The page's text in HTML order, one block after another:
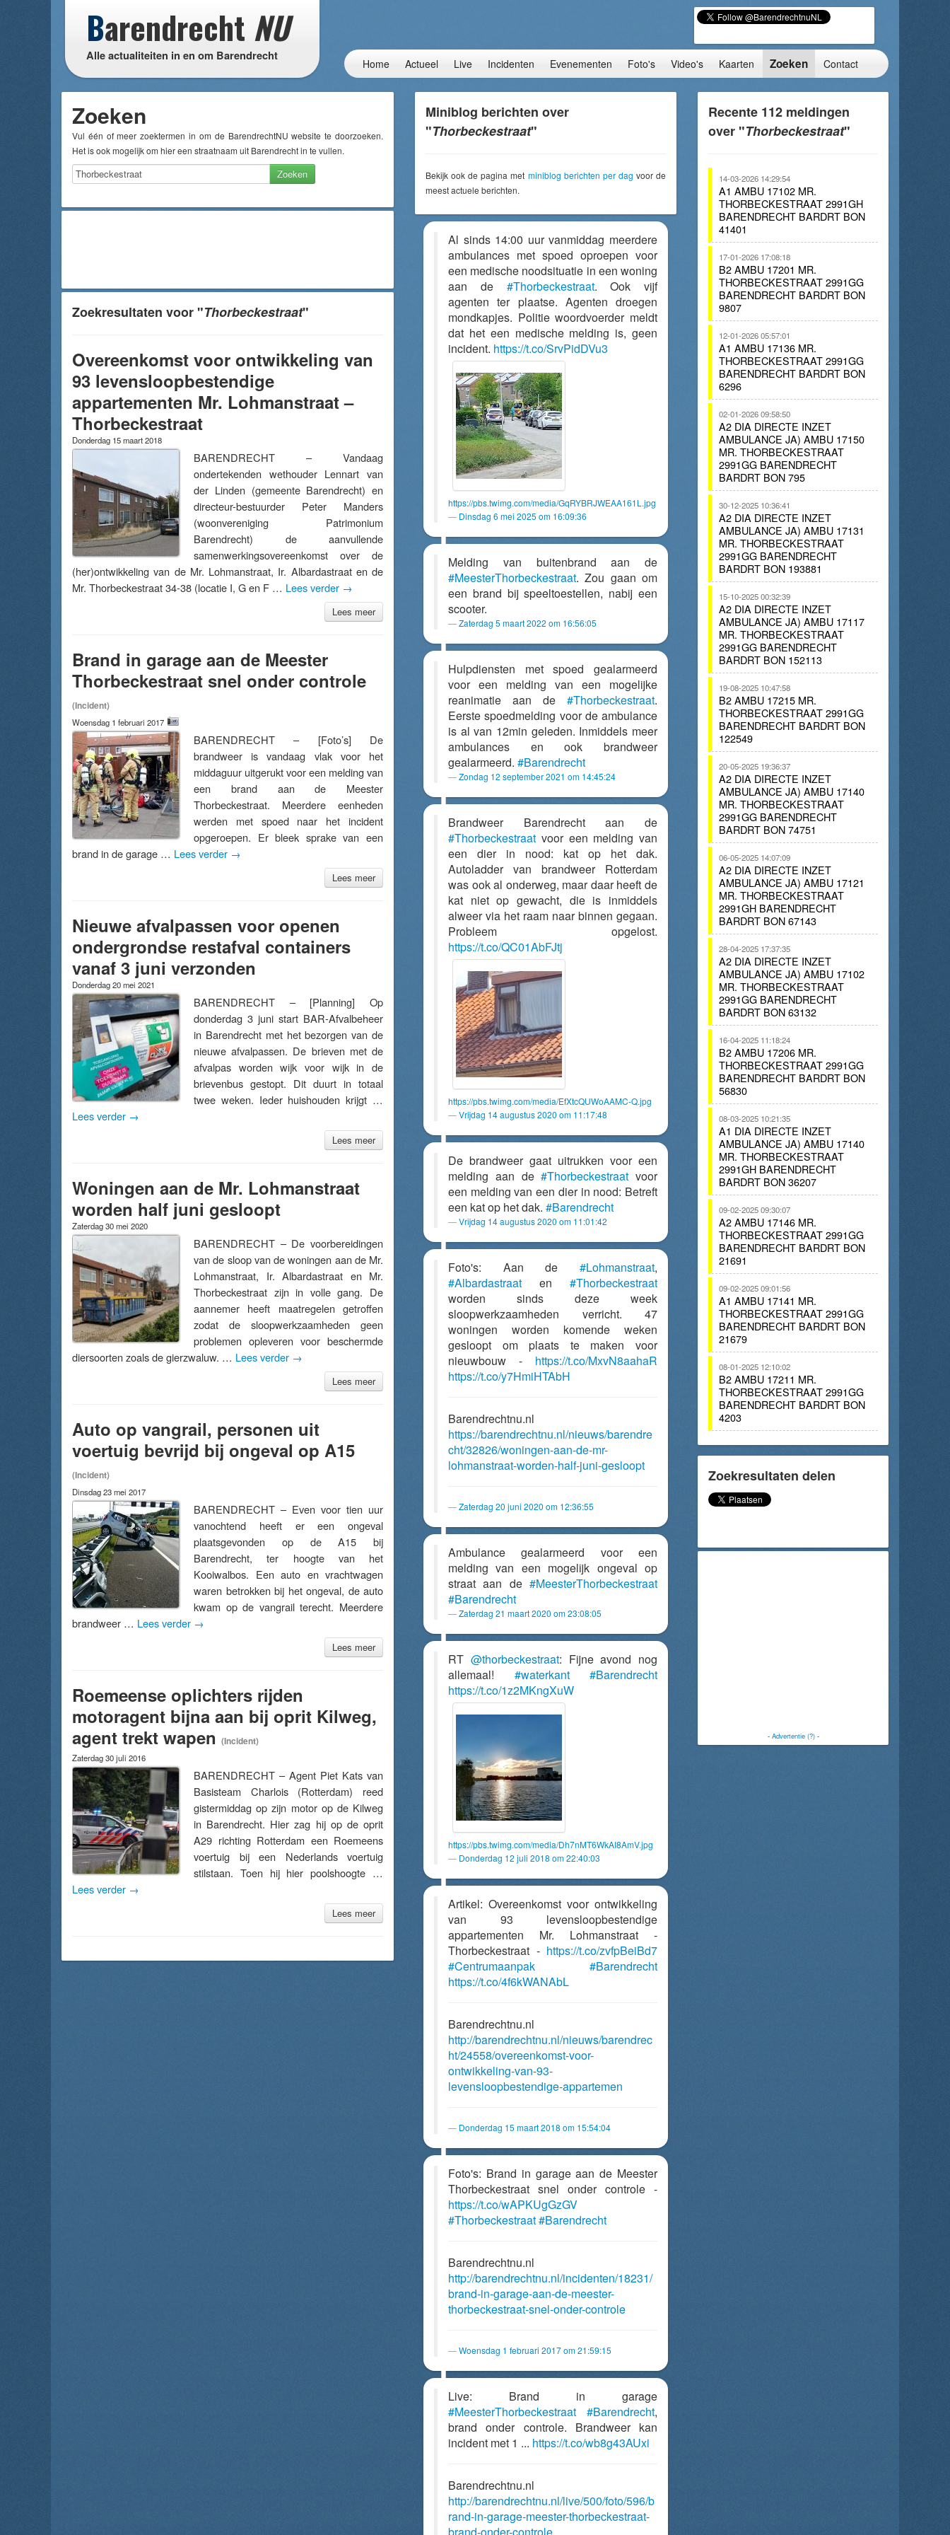
Barendrecht NU
Alle actualiteiten in en om Barendrecht
Home Actueel Live Incidenten Evenementen Foto's Video's Kaarten Zoeken Contact
Zoeken
Vul één of meer zoektermen in om de BarendrechtNU website te doorzoeken.
Het is ook mogelijk om hier een straatnaam uit Barendrecht in te vullen.
Zoeken
Zoekresultaten voor "Thorbeckestraat"
Overeenkomst voor ontwikkeling van
93 levensloopbestendige
appartementen Mr. Lohmanstraat –
Thorbeckestraat
Donderdag 15 maart 2018
BARENDRECHT – Vandaag
ondertekenden wethouder Lennart van
der Linden (gemeente Barendrecht) en
directeur-bestuurder Peter Manders
(woonvereniging Patrimonium
Barendrecht) de aanvullende
samenwerkingsovereenkomst over de
(her)ontwikkeling van de Mr. Lohmanstraat, Ir. Albardastraat en de
Mr. Thorbeckestraat 34-38 (locatie I, G en F … Lees verder →
Lees meer
Brand in garage aan de Meester
Thorbeckestraat snel onder controle
(Incident)
Woensdag 1 februari 2017
BARENDRECHT – [Foto’s] De
brandweer is vandaag vlak voor het
middaguur uitgerukt voor een melding van
een brand aan de Meester
Thorbeckestraat. Meerdere eenheden
werden met spoed naar het incident
opgeroepen. Er bleek sprake van een
brand in de garage … Lees verder →
Lees meer
Nieuwe afvalpassen voor openen
ondergrondse restafval containers
vanaf 3 juni verzonden
Donderdag 20 mei 2021
BARENDRECHT – [Planning] Op
donderdag 3 juni start BAR-Afvalbeheer
in Barendrecht met het bezorgen van de
nieuwe afvalpassen. De brieven met de
afvalpas worden wijk voor wijk in de
brievenbus gestopt. Dit duurt in totaal
twee weken. Ieder huishouden krijgt …
Lees verder →
Lees meer
Woningen aan de Mr. Lohmanstraat
worden half juni gesloopt
Zaterdag 30 mei 2020
BARENDRECHT – De voorbereidingen
van de sloop van de woningen aan de Mr.
Lohmanstraat, Ir. Albardastraat en Mr.
Thorbeckestraat zijn in volle gang. De
aannemer heeft maatregelen getroffen
zodat de sloopwerkzaamheden geen
problemen opleveren voor beschermde
diersoorten zoals de gierzwaluw. … Lees verder →
Lees meer
Auto op vangrail, personen uit
voertuig bevrijd bij ongeval op A15
(Incident)
Dinsdag 23 mei 2017
BARENDRECHT – Even voor tien uur
vanochtend heeft er een ongeval
plaatsgevonden op de A15 bij
Barendrecht, ter hoogte van het
Kooiwalbos. Een auto en vrachtwagen
waren betrokken bij het ongeval, de auto
kwam op de vangrail terecht. Meerdere
brandweer … Lees verder →
Lees meer
Roemeense oplichters rijden
motoragent bijna aan bij oprit Kilweg,
agent trekt wapen (Incident)
Zaterdag 30 juli 2016
BARENDRECHT – Agent Piet Kats van
Basisteam Charlois (Rotterdam) reed
gistermiddag op zijn motor op de Kilweg
in Barendrecht. Hier zag hij op de oprit
A29 richting Rotterdam een Roemeens
voertuig bij een Nederlands voertuig
stilstaan. Toen hij hier poolshoogte …
Lees verder →
Lees meer
Miniblog berichten over
"Thorbeckestraat"
Bekijk ook de pagina met miniblog berichten per dag voor de
meest actuele berichten.
Al sinds 14:00 uur vanmiddag meerdere
ambulances met spoed oproepen voor
een medische noodsituatie in een woning
aan de #Thorbeckestraat. Ook vijf
agenten ter plaatse. Agenten droegen
mondkapjes. Politie woordvoerder meldt
dat het een medische melding is, geen
incident. https://t.co/SrvPidDVu3
https://pbs.twimg.com/media/GqRYBRJWEAA161L.jpg
Dinsdag 6 mei 2025 om 16:09:36
Melding van buitenbrand aan de
#MeesterThorbeckestraat. Zou gaan om
een brand bij speeltoestellen, nabij een
scooter.
Zaterdag 5 maart 2022 om 16:56:05
Hulpdiensten met spoed gealarmeerd
voor een melding van een mogelijke
reanimatie aan de #Thorbeckestraat.
Eerste spoedmelding voor de ambulance
is al van 12min geleden. Inmiddels meer
ambulances en ook brandweer
gealarmeerd. #Barendrecht
Zondag 12 september 2021 om 14:45:24
Brandweer Barendrecht aan de
#Thorbeckestraat voor een melding van
een dier in nood: kat op het dak.
Autoladder van brandweer Rotterdam
was ook al onderweg, maar daar heeft de
kat niet op gewacht, die is inmiddels
alweer via het raam naar binnen gegaan.
Probleem opgelost.
https://t.co/QC01AbFJtj
https://pbs.twimg.com/media/EfXtcQUWoAAMC-Q.jpg
Vrijdag 14 augustus 2020 om 11:17:48
De brandweer gaat uitrukken voor een
melding aan de#Thorbeckestraat voor
een melding van een dier in nood: Betreft
een kat op het dak. #Barendrecht
Vrijdag 14 augustus 2020 om 11:01:42
Foto's: Aan de #Lohmanstraat,
#Albardastraat en #Thorbeckestraat
worden sinds deze week
sloopwerkzaamheden verricht. 47
woningen worden komende weken
gesloopt om plaats te maken voor
nieuwbouw - https://t.co/MxvN8aahaR
https://t.co/y7HmiHTAbH
Barendrechtnu.nl
https://barendrechtnu.nl/nieuws/barendre
cht/32826/woningen-aan-de-mr-
lohmanstraat-worden-half-juni-gesloopt
Zaterdag 20 juni 2020 om 12:36:55
Ambulance gealarmeerd voor een
melding van een mogelijk ongeval op
straat aan de #MeesterThorbeckestraat
#Barendrecht
Zaterdag 21 maart 2020 om 23:08:05
RT @thorbeckestraat: Fijne avond nog
allemaal! #waterkant
#Barendrecht
https://t.co/1z2MKngXuW
https://pbs.twimg.com/media/Dh7nMT6WkAI8AmV.jpg
Donderdag 12 juli 2018 om 22:40:03
Artikel: Overeenkomst voor ontwikkeling
van 93 levensloopbestendige
appartementen Mr. Lohmanstraat -
Thorbeckestraat - https://t.co/zvfpBeiBd7
#Centrumaanpak
#Barendrecht
https://t.co/4f6kWANAbL
Barendrechtnu.nl
http://barendrechtnu.nl/nieuws/barendrec
ht/24558/overeenkomst-voor-
ontwikkeling-van-93-
levensloopbestendige-appartemen
Donderdag 15 maart 2018 om 15:54:04
Foto's: Brand in garage aan de Meester
Thorbeckestraat snel onder controle -
https://t.co/wAPKUgGzGV
#Thorbeckestraat#Barendrecht
Barendrechtnu.nl
http://barendrechtnu.nl/incidenten/18231/
brand-in-garage-aan-de-meester-
thorbeckestraat-snel-onder-controle
Woensdag 1 februari 2017 om 21:59:15
Live: Brand in garage
#MeesterThorbeckestraat
#Barendrecht,
brand onder controle. Brandweer kan
incident met 1 ... https://t.co/wb8g43AUxi
Barendrechtnu.nl
http://barendrechtnu.nl/live/500/foto/596/b
rand-in-garage-meester-thorbeckestraat-
Recente 112 meldingen
over "Thorbeckestraat"
14-03-2026 14:29:54
A1 AMBU 17102 MR.
THORBECKESTRAAT 2991GH
BARENDRECHT BARDRT BON
41401
17-01-2026 17:08:18
B2 AMBU 17201 MR.
THORBECKESTRAAT 2991GG
BARENDRECHT BARDRT BON
9807
12-01-2026 05:57:01
A1 AMBU 17136 MR.
THORBECKESTRAAT 2991GG
BARENDRECHT BARDRT BON
6296
02-01-2026 09:58:50
A2 DIA DIRECTE INZET
AMBULANCE JA) AMBU 17150
MR. THORBECKESTRAAT
2991GG BARENDRECHT
BARDRT BON 795
30-12-2025 10:36:41
A2 DIA DIRECTE INZET
AMBULANCE JA) AMBU 17131
MR. THORBECKESTRAAT
2991GG BARENDRECHT
BARDRT BON 193881
15-10-2025 00:32:39
A2 DIA DIRECTE INZET
AMBULANCE JA) AMBU 17117
MR. THORBECKESTRAAT
2991GG BARENDRECHT
BARDRT BON 152113
19-08-2025 10:47:58
B2 AMBU 17215 MR.
THORBECKESTRAAT 2991GG
BARENDRECHT BARDRT BON
122549
20-05-2025 19:36:37
A2 DIA DIRECTE INZET
AMBULANCE JA) AMBU 17140
MR. THORBECKESTRAAT
2991GG BARENDRECHT
BARDRT BON 74751
06-05-2025 14:07:09
A2 DIA DIRECTE INZET
AMBULANCE JA) AMBU 17121
MR. THORBECKESTRAAT
2991GH BARENDRECHT
BARDRT BON 67143
28-04-2025 17:37:35
A2 DIA DIRECTE INZET
AMBULANCE JA) AMBU 17102
MR. THORBECKESTRAAT
2991GG BARENDRECHT
BARDRT BON 63132
16-04-2025 11:18:24
B2 AMBU 17206 MR.
THORBECKESTRAAT 2991GG
BARENDRECHT BARDRT BON
56830
08-03-2025 10:21:35
A1 DIA DIRECTE INZET
AMBULANCE JA) AMBU 17140
MR. THORBECKESTRAAT
2991GH BARENDRECHT
BARDRT BON 36207
09-02-2025 09:30:07
A2 AMBU 17146 MR.
THORBECKESTRAAT 2991GG
BARENDRECHT BARDRT BON
21691
09-02-2025 09:01:56
A1 AMBU 17141 MR.
THORBECKESTRAAT 2991GG
BARENDRECHT BARDRT BON
21679
08-01-2025 12:10:02
B2 AMBU 17211 MR.
THORBECKESTRAAT 2991GG
BARENDRECHT BARDRT BON
4203
Zoekresultaten delen
- Advertentie (?)-